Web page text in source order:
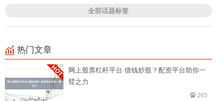
全部话题标签
热门文章
网上股票杠杆平台 借钱炒股？配资平台助你一
臂之力
265